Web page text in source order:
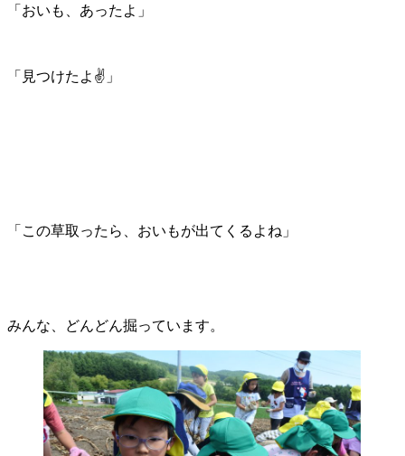
「おいも、あったよ」
「見つけたよ✌️」
「この草取ったら、おいもが出てくるよね」
みんな、どんどん掘っています。